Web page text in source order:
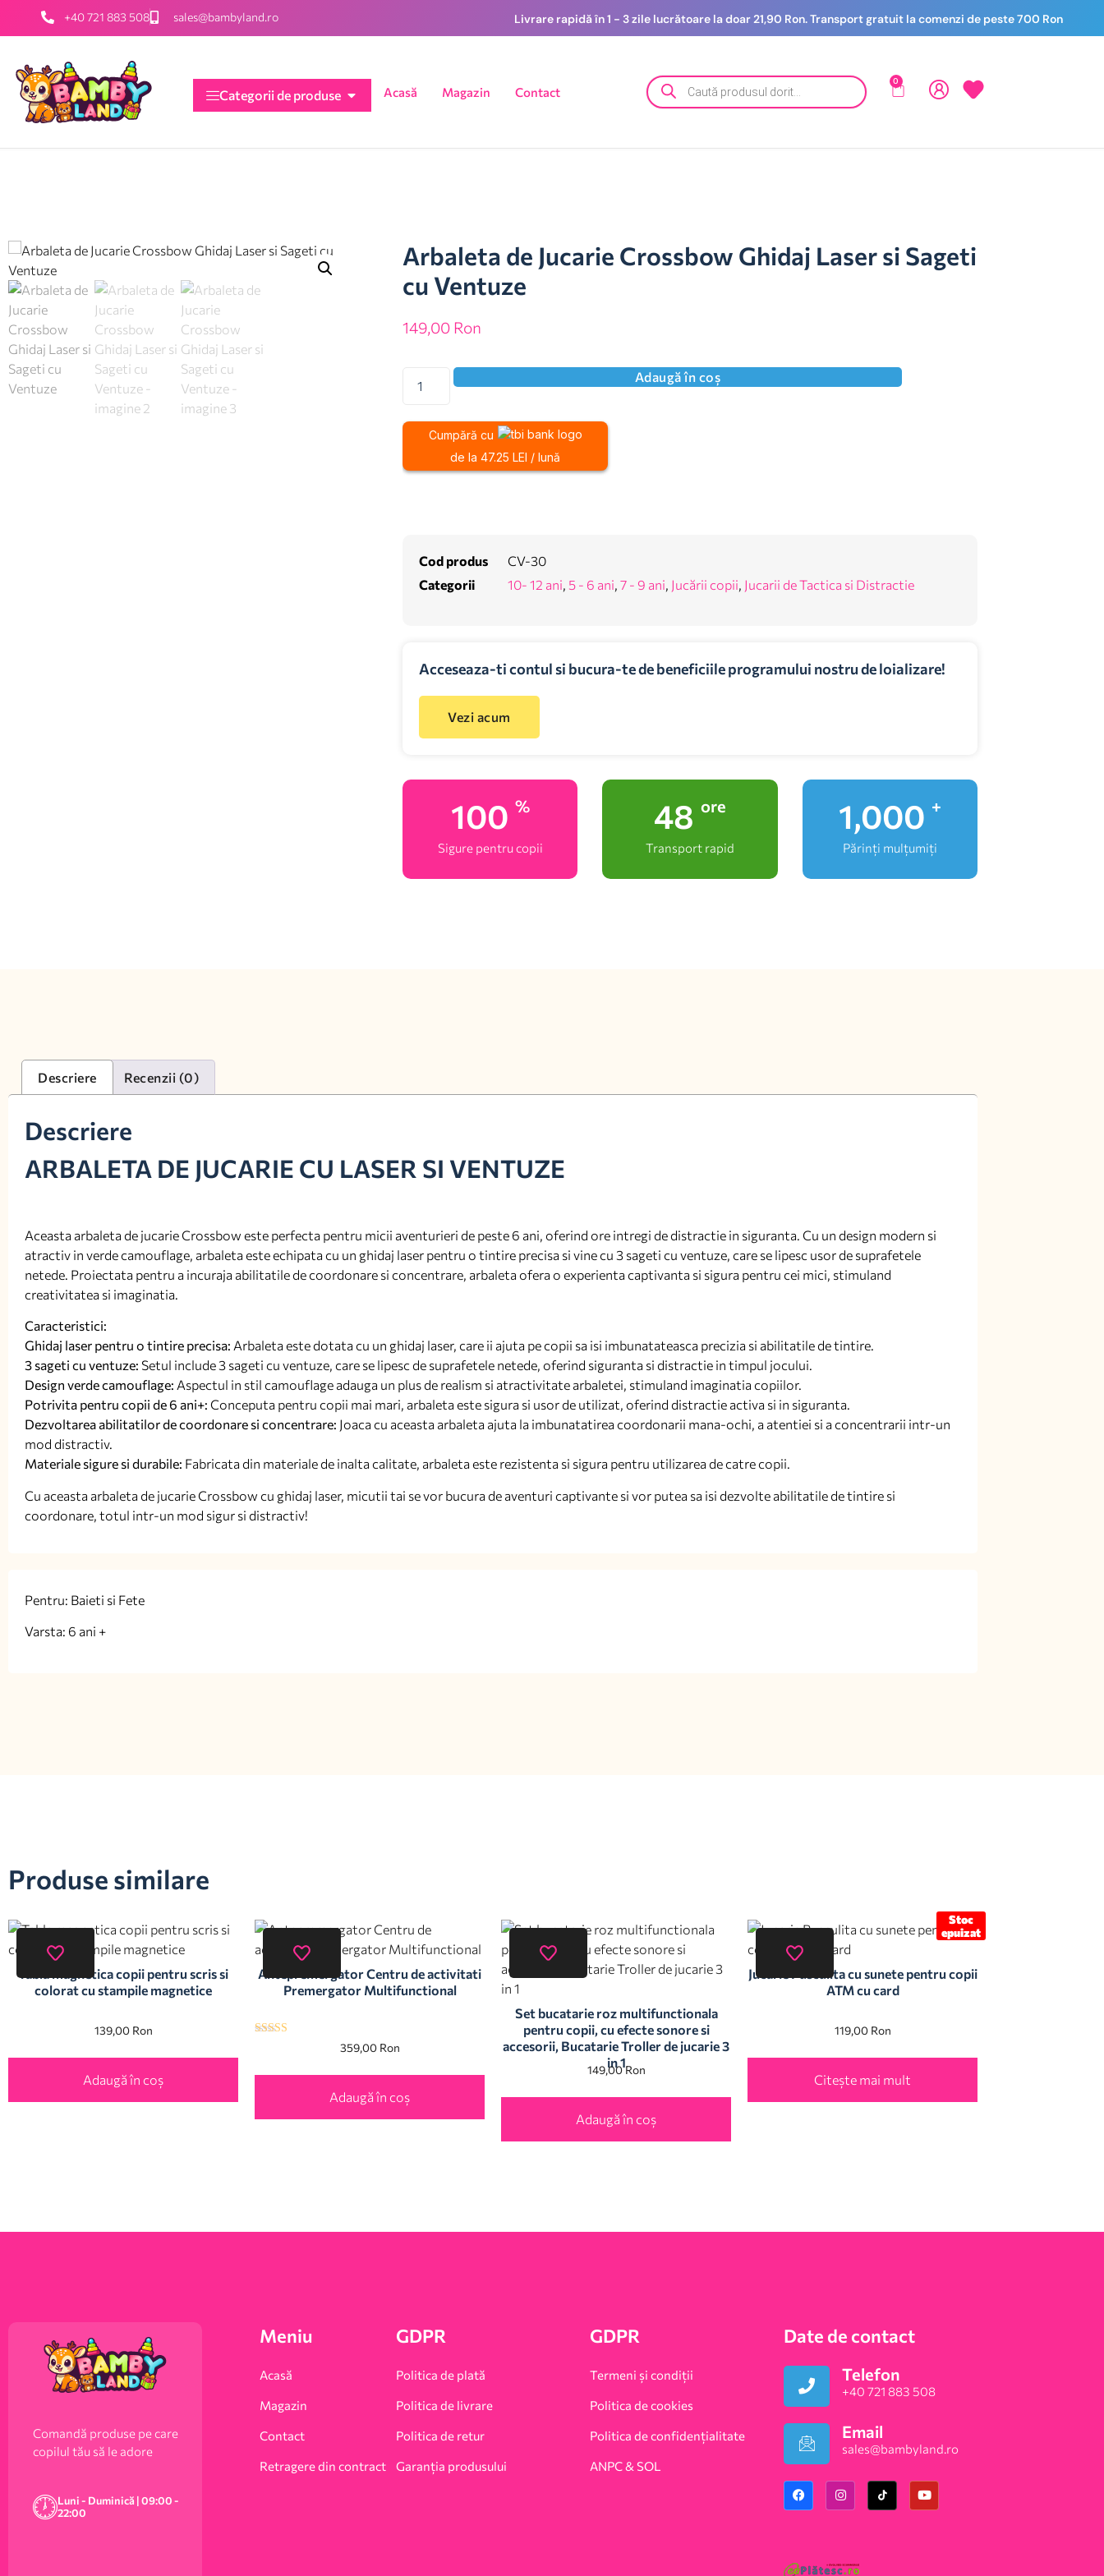
+40 721 883 508 sales@bambyland.ro Livrare rapidă în 1 - 3 zile lucrătoare la doar 21,90 Ron. Transport gratuit la comenzi de peste 700 Ron
Categorii de produse Acasă Magazin Contact
0
Arbaleta de Jucarie Crossbow Ghidaj Laser si Sageti
cu Ventuze
149,00 Ron
Adaugă în coș
Cumpără cu
de la 47.25 LEI / lună
Cod produs
CV-30
Categorii
10- 12 ani, 5 - 6 ani, 7 - 9 ani, Jucării copii, Jucarii de Tactica si Distractie
Acceseaza-ti contul si bucura-te de beneficiile programului nostru de loializare!
Vezi acum
100 %
Sigure pentru copii
48 ore
Transport rapid
1,000 +
Părinți mulțumiți
Descriere Recenzii (0)
Descriere
ARBALETA DE JUCARIE CU LASER SI VENTUZE
Aceasta arbaleta de jucarie Crossbow este perfecta pentru micii aventurieri de peste 6 ani, oferind ore intregi de distractie in siguranta. Cu un design modern si
atractiv in verde camouflage, arbaleta este echipata cu un ghidaj laser pentru o tintire precisa si vine cu 3 sageti cu ventuze, care se lipesc usor de suprafetele
netede. Proiectata pentru a incuraja abilitatile de coordonare si concentrare, arbaleta ofera o experienta captivanta si sigura pentru cei mici, stimuland
creativitatea si imaginatia.
Caracteristici:
Ghidaj laser pentru o tintire precisa: Arbaleta este dotata cu un ghidaj laser, care ii ajuta pe copii sa isi imbunatateasca precizia si abilitatile de tintire.
3 sageti cu ventuze: Setul include 3 sageti cu ventuze, care se lipesc de suprafetele netede, oferind siguranta si distractie in timpul jocului.
Design verde camouflage: Aspectul in stil camouflage adauga un plus de realism si atractivitate arbaletei, stimuland imaginatia copiilor.
Potrivita pentru copii de 6 ani+: Conceputa pentru copii mai mari, arbaleta este sigura si usor de utilizat, oferind distractie activa si in siguranta.
Dezvoltarea abilitatilor de coordonare si concentrare: Joaca cu aceasta arbaleta ajuta la imbunatatirea coordonarii mana-ochi, a atentiei si a concentrarii intr-un
mod distractiv.
Materiale sigure si durabile: Fabricata din materiale de inalta calitate, arbaleta este rezistenta si sigura pentru utilizarea de catre copii.
Cu aceasta arbaleta de jucarie Crossbow cu ghidaj laser, micutii tai se vor bucura de aventuri captivante si vor putea sa isi dezvolte abilitatile de tintire si
coordonare, totul intr-un mod sigur si distractiv!
Pentru: Baieti si Fete
Varsta: 6 ani +
Produse similare
Tabla magnetica copii pentru scris si
colorat cu stampile magnetice
139,00 Ron
Adaugă în coș
Antepremergator Centru de activitati
Premergator Multifunctional
359,00 Ron
Adaugă în coș
Set bucatarie roz multifunctionala
pentru copii, cu efecte sonore si
accesorii, Bucatarie Troller de jucarie 3
in 1
149,00Ron
Adaugă în coș
Stoc
epuizat
Jucarie Pusculita cu sunete pentru copii
ATM cu card
119,00 Ron
Citește mai mult
Comandă produse pe care
copilul tău să le adore
Luni - Duminică | 09:00 -
22:00
Meniu
Acasă
Magazin
Contact
Retragere din contract
GDPR
Politica de plată
Politica de livrare
Politica de retur
Garanția produsului
GDPR
Termeni și condiții
Politica de cookies
Politica de confidențialitate
ANPC & SOL
Date de contact
Telefon
+40 721 883 508
Email
sales@bambyland.ro​